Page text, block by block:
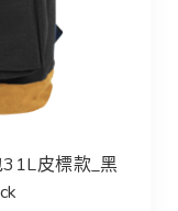
31L皮標款_黑／
31L皮標款_黑